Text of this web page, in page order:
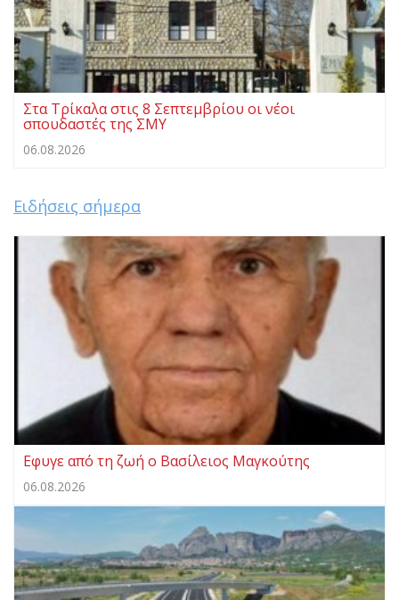
Στα Τρίκαλα στις 8 Σεπτεμβρίου οι νέοι
σπουδαστές της ΣΜΥ
06.08.2026
Ειδήσεις σήμερα
Eφυγε από τη ζωή ο Βασίλειος Μαγκούτης
06.08.2026